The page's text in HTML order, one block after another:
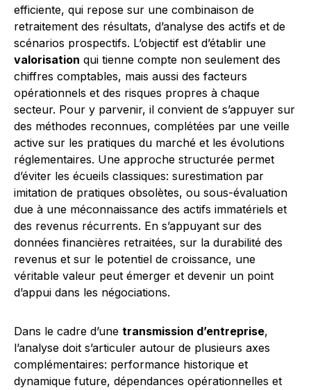
efficiente, qui repose sur une combinaison de
retraitement des résultats, d’analyse des actifs et de
scénarios prospectifs. L’objectif est d’établir une
valorisation qui tienne compte non seulement des
chiffres comptables, mais aussi des facteurs
opérationnels et des risques propres à chaque
secteur. Pour y parvenir, il convient de s’appuyer sur
des méthodes reconnues, complétées par une veille
active sur les pratiques du marché et les évolutions
réglementaires. Une approche structurée permet
d’éviter les écueils classiques: surestimation par
imitation de pratiques obsolètes, ou sous-évaluation
due à une méconnaissance des actifs immatériels et
des revenus récurrents. En s’appuyant sur des
données financières retraitées, sur la durabilité des
revenus et sur le potentiel de croissance, une
véritable valeur peut émerger et devenir un point
d’appui dans les négociations.
Dans le cadre d’une transmission d’entreprise,
l’analyse doit s’articuler autour de plusieurs axes
complémentaires: performance historique et
dynamique future, dépendances opérationnelles et